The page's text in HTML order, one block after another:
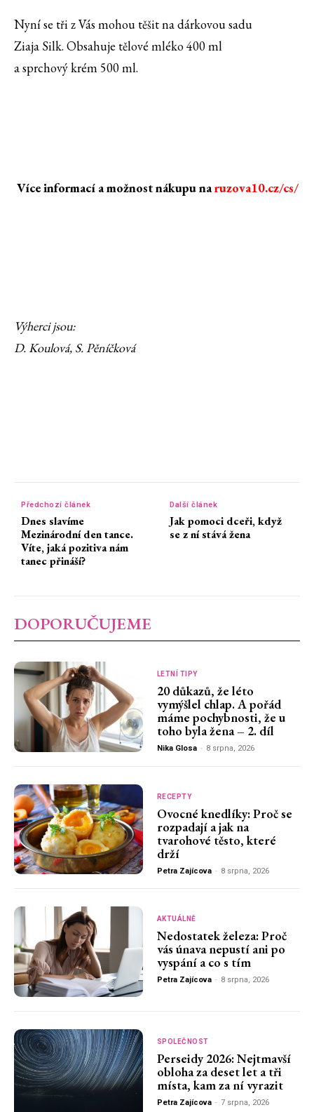
Nyní se tři z Vás mohou těšit na dárkovou sadu
Ziaja Silk. Obsahuje tělové mléko 400 ml
a sprchový krém 500 ml.
Více informací a možnost nákupu naruzova10.cz/cs/
Výherci jsou:
D. Koulová, S. Pěníčková
Předchozí článek
Dnes slavíme
Mezinárodní den tance.
Víte, jaká pozitiva nám
tanec přináší?
Další článek
Jak pomoci dceři, když
se z ní stává žena
DOPORUČUJEME
LETNÍ TIPY
20 důkazů, že léto
vymýšlel chlap. A pořád
máme pochybnosti, že u
toho byla žena – 2. díl
Nika Glosa - 8 srpna, 2026
RECEPTY
Ovocné knedlíky: Proč se
rozpadají a jak na
tvarohové těsto, které
drží
Petra Zajícova - 8 srpna, 2026
AKTUÁLNĚ
Nedostatek železa: Proč
vás únava nepustí ani po
vyspání a co s tím
Petra Zajícova - 8 srpna, 2026
SPOLEČNOST
Perseidy 2026: Nejtmavší
obloha za deset let a tři
místa, kam za ní vyrazit
Petra Zajícova - 7 srpna, 2026